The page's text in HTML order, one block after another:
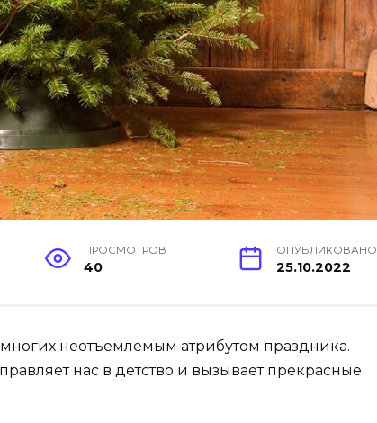
ПРОСМОТРОВ
40
ОПУБЛИКОВАНО
25.10.2022
неотъемлемым атрибутом праздника.
нас в детство и вызывает прекрасные